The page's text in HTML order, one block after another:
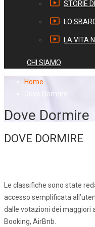
STORIE
LO
LA VITA
CHI SIAMO
Home
Dove Dormire
Dove Dormire
DOVE DORMIRE
Le classifiche sono state
accesso semplificata
dalle votazioni dei maggiori
Booking, AirBnb.